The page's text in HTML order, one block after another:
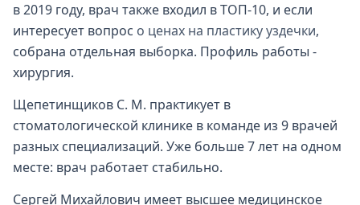
в 2019 году, врач также входил в ТОП-10, и если
интересует вопрос о ценах на пластику уздечки,
собрана отдельная выборка. Профиль работы -
хирургия.
Щепетинщиков С. М. практикует в
стоматологической клинике в команде из 9 врачей
разных специализаций. Уже больше 7 лет на одном
месте: врач работает стабильно.
Сергей Михайлович имеет высшее медицинское